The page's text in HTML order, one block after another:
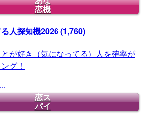
恋機
人探知機2026(1,760)
が好き（気になってる）人を確率が
グ！
...
恋ス
パイ